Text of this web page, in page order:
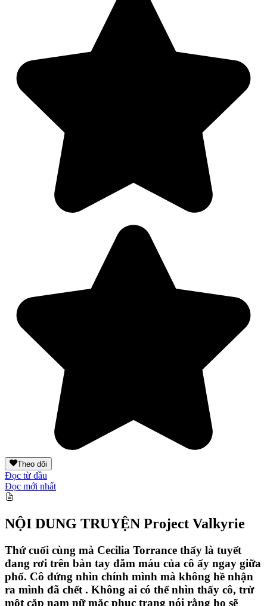
Theo dõi
Đọc từ đầu
Đọc mới nhất
NỘI DUNG TRUYỆN Project Valkyrie
Thứ cuối cùng mà Cecilia Torrance thấy là tuyết
đang rơi trên bàn tay đẫm máu của cô ấy ngay giữa
phố. Cô đứng nhìn chính mình mà không hề nhận
ra mình đã chết . Không ai có thể nhìn thấy cô, trừ
một cặp nam nữ mặc phục trang nói rằng họ sẽ